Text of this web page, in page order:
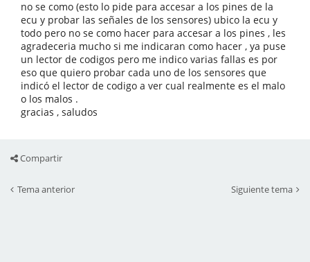
no se como (esto lo pide para accesar a los pines de la
ecu y probar las señales de los sensores) ubico la ecu y
todo pero no se como hacer para accesar a los pines , les
agradeceria mucho si me indicaran como hacer , ya puse
un lector de codigos pero me indico varias fallas es por
eso que quiero probar cada uno de los sensores que
indicó el lector de codigo a ver cual realmente es el malo
o los malos .
gracias , saludos
Compartir
Tema anterior Siguiente tema